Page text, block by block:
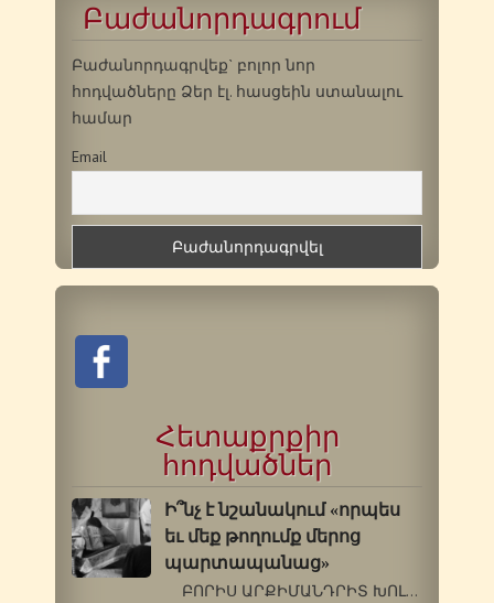
Բաժանորդագրում
Բաժանորդագրվեք` բոլոր նոր
հոդվածները Ձեր էլ. հասցեին ստանալու
համար
Email
Հետաքրքիր
հոդվածներ
Ի՞նչ է նշանակում «որպես
եւ մեք թողումք մերոց
պարտապանաց»
ԲՈՐԻՍ ԱՐՔԻՄԱՆԴՐԻՏ ԽՈԼՉԵՎ (1895-1971…